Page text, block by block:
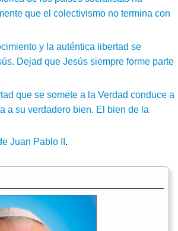
que el colectivismo no termina con
y la auténtica libertad se
Dejad que Jesús siempre forme parte
que se somete a la Verdad conduce a
a su verdadero bien. El bien de la
Juan Pablo II .